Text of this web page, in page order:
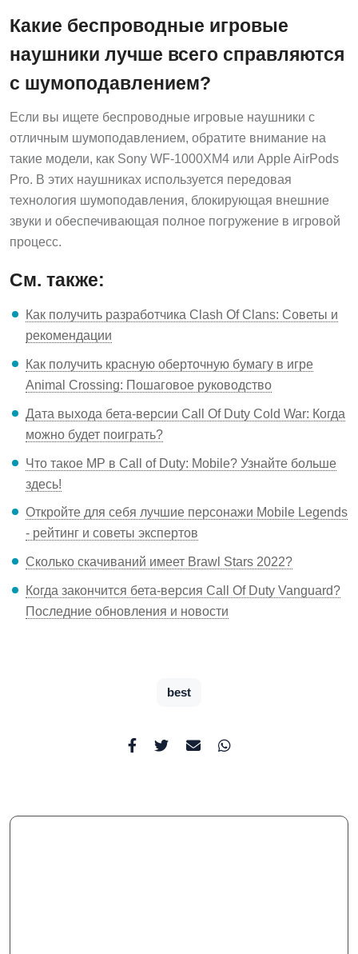
Какие беспроводные игровые
наушники лучше всего справляются
с шумоподавлением?
Если вы ищете беспроводные игровые наушники с
отличным шумоподавлением, обратите внимание на
такие модели, как Sony WF-1000XM4 или Apple AirPods
Pro. В этих наушниках используется передовая
технология шумоподавления, блокирующая внешние
звуки и обеспечивающая полное погружение в игровой
процесс.
См. также:
Как получить разработчика Clash Of Clans: Советы и
рекомендации
Как получить красную оберточную бумагу в игре
Animal Crossing: Пошаговое руководство
Дата выхода бета-версии Call Of Duty Cold War: Когда
можно будет поиграть?
Что такое MP в Call of Duty: Mobile? Узнайте больше
здесь!
Откройте для себя лучшие персонажи Mobile Legends
- рейтинг и советы экспертов
Сколько скачиваний имеет Brawl Stars 2022?
Когда закончится бета-версия Call Of Duty Vanguard?
Последние обновления и новости
best